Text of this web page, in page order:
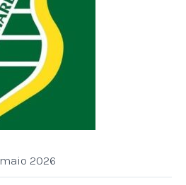
maio 2026